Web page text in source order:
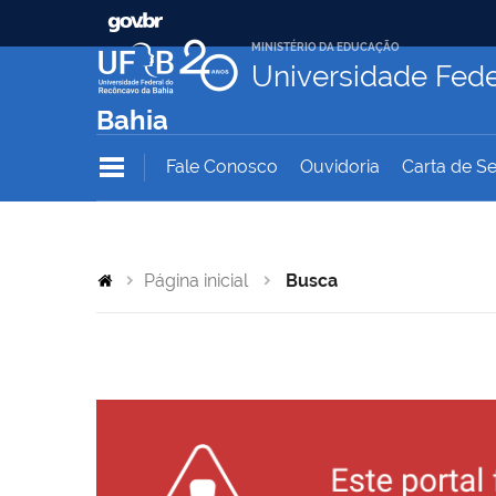
MINISTÉRIO DA EDUCAÇÃO
Universidade
Bahia
Fale Conosco Ouvidoria Carta de
Página inicial Busca